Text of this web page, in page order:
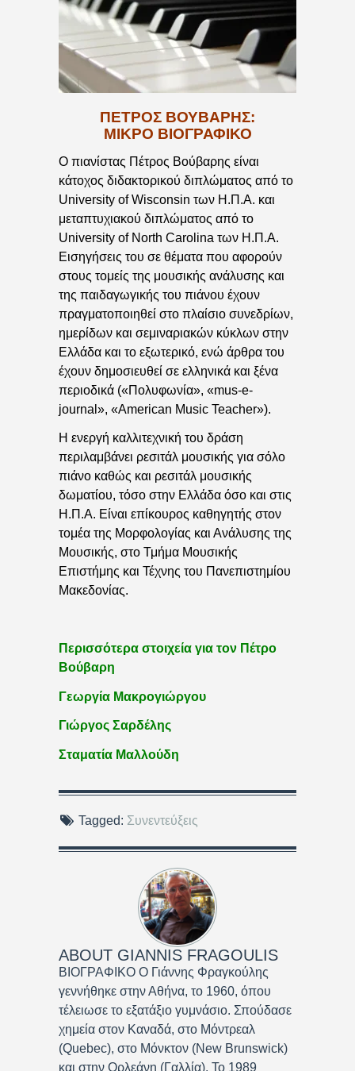
ΠΈΤΡΟΣ ΒΟΎΒΑΡΗΣ:
ΜΙΚΡΌ ΒΙΟΓΡΑΦΙΚΌ
Ο πιανίστας Πέτρος Βούβαρης είναι
κάτοχος διδακτορικού διπλώματος από το
University of Wisconsin των Η.Π.Α. και
μεταπτυχιακού διπλώματος από το
University of North Carolina των Η.Π.Α.
Εισηγήσεις του σε θέματα που αφορούν
στους τομείς της μουσικής ανάλυσης και
της παιδαγωγικής του πιάνου έχουν
πραγματοποιηθεί στο πλαίσιο συνεδρίων,
ημερίδων και σεμιναριακών κύκλων στην
Ελλάδα και το εξωτερικό, ενώ άρθρα του
έχουν δημοσιευθεί σε ελληνικά και ξένα
περιοδικά («Πολυφωνία», «mus-e-
journal», «American Music Teacher»).
Η ενεργή καλλιτεχνική του δράση
περιλαμβάνει ρεσιτάλ μουσικής για σόλο
πιάνο καθώς και ρεσιτάλ μουσικής
δωματίου, τόσο στην Ελλάδα όσο και στις
Η.Π.Α. Είναι επίκουρος καθηγητής στον
τομέα της Μορφολογίας και Ανάλυσης της
Μουσικής, στο Τμήμα Μουσικής
Επιστήμης και Τέχνης του Πανεπιστημίου
Μακεδονίας.
Περισσότερα στοιχεία για τον Πέτρο
Βούβαρη
Γεωργία Μακρογιώργου
Γιώργος Σαρδέλης
Σταματία Μαλλούδη
Tagged: Συνεντεύξεις
ABOUT GIANNIS FRAGOULIS
ΒΙΟΓΡΑΦΙΚΟ Ο Γιάννης Φραγκούλης
γεννήθηκε στην Αθήνα, το 1960, όπου
τέλειωσε το εξατάξιο γυμνάσιο. Σπούδασε
χημεία στον Καναδά, στο Μόντρεαλ
(Quebec), στο Μόνκτον (New Brunswick)
και στην Ορλεάνη (Γαλλία). Το 1989